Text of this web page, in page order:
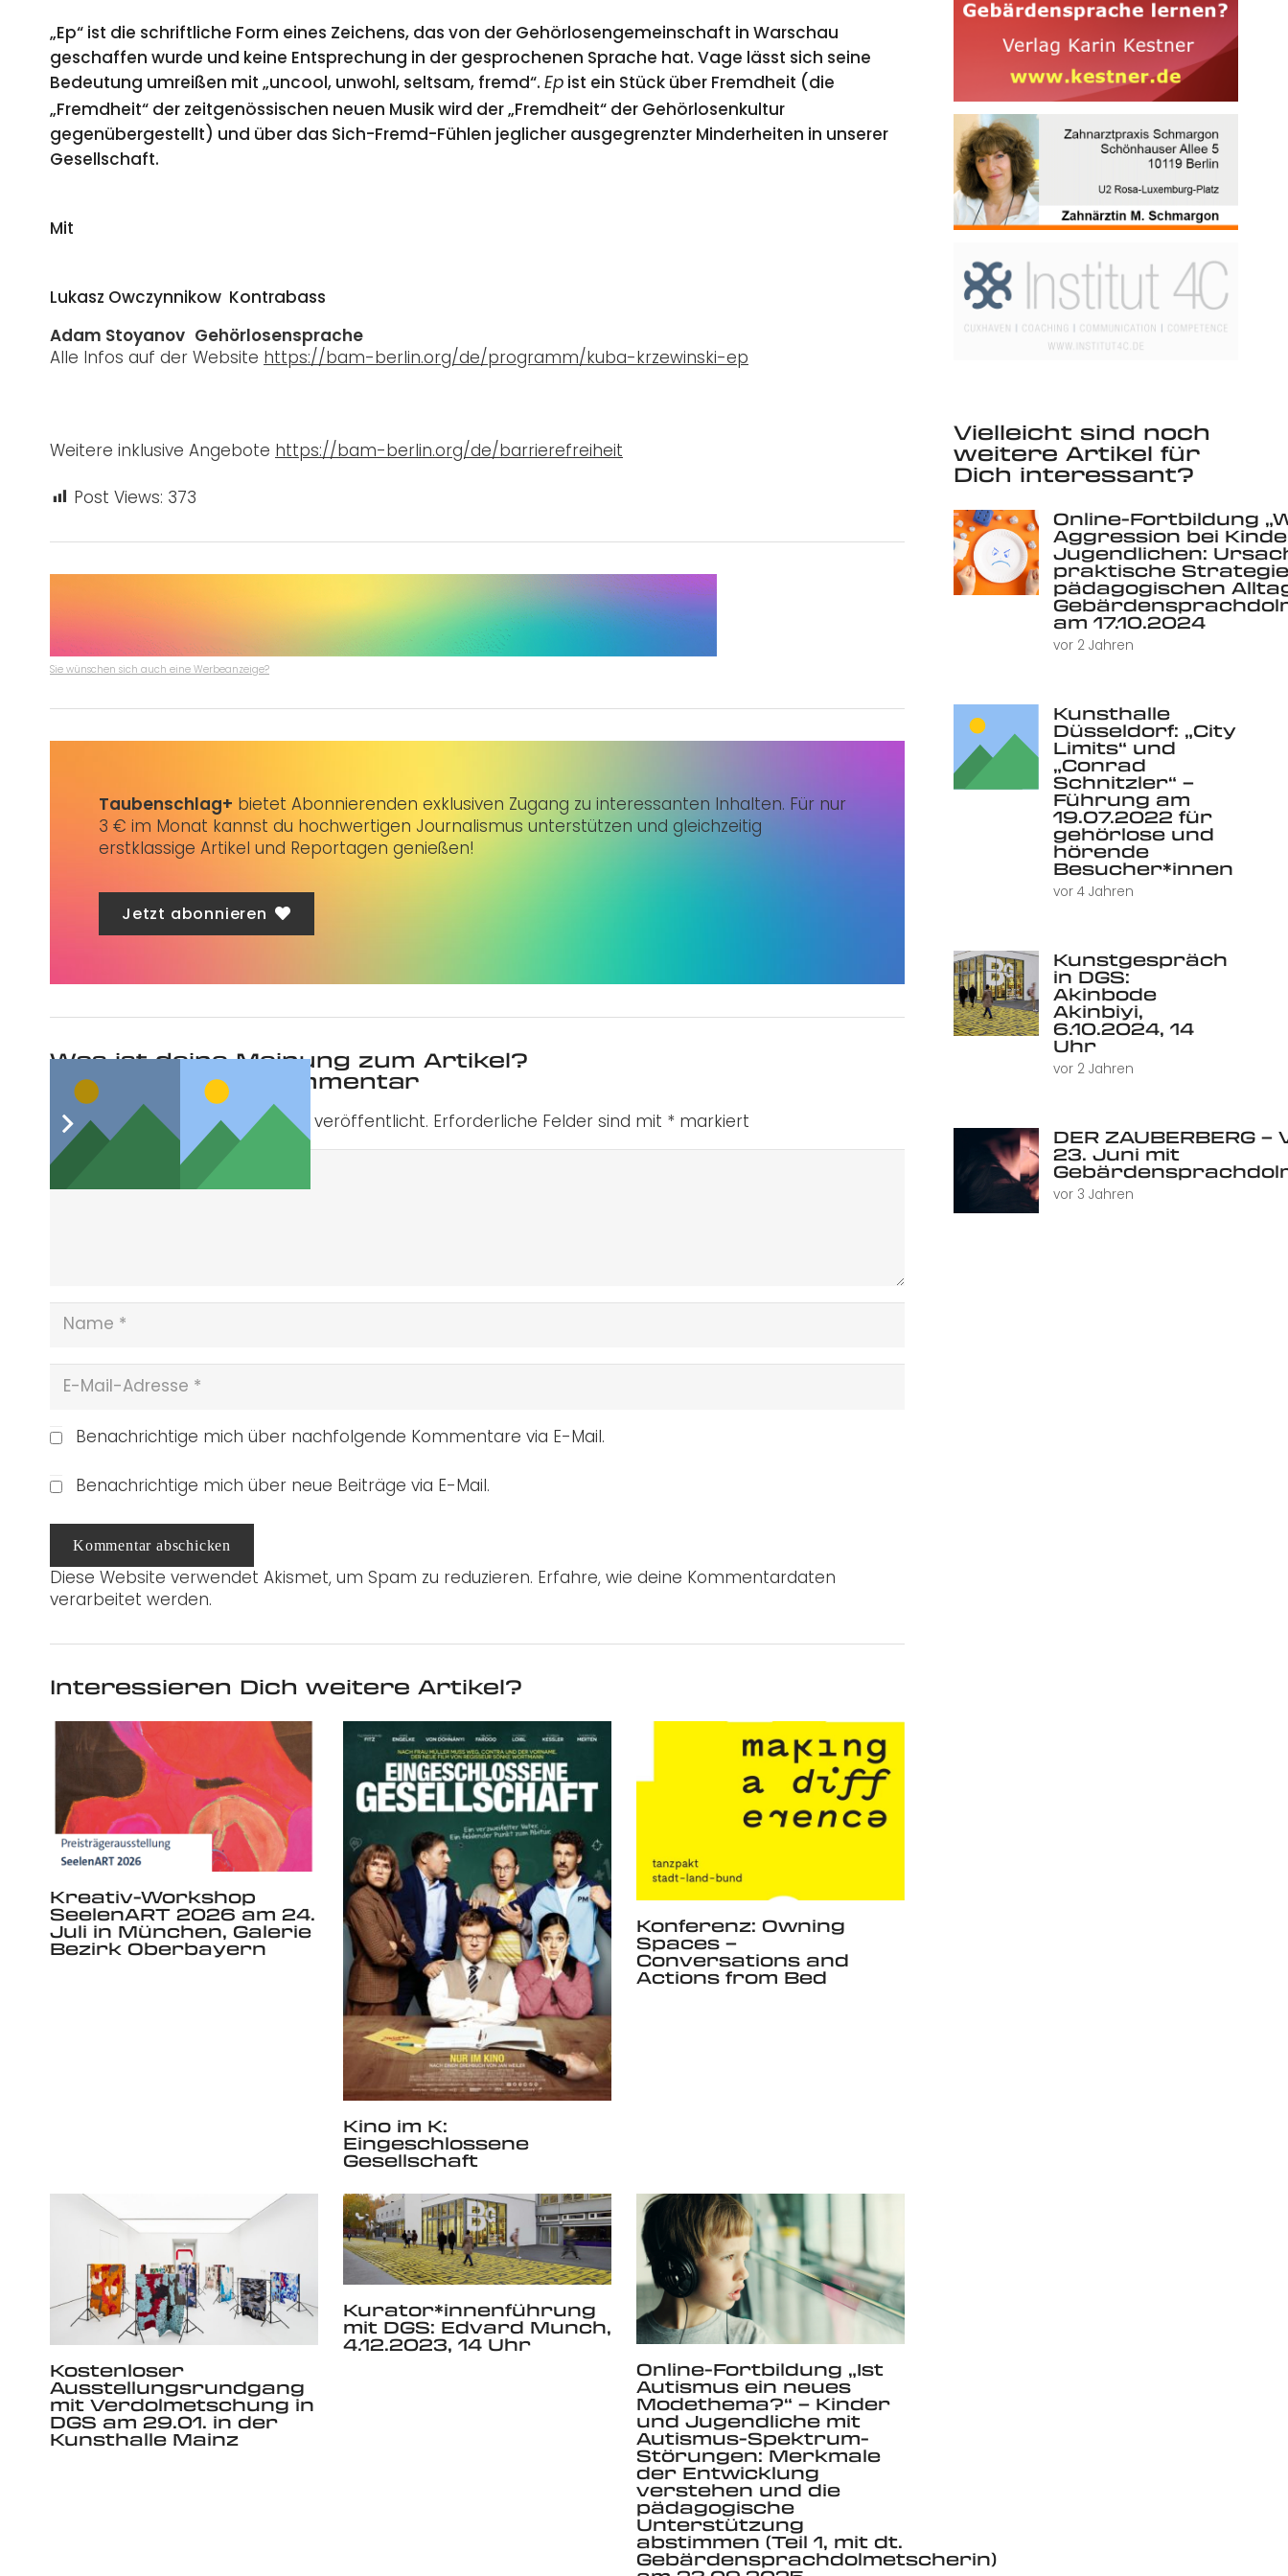
„Ep“ ist die schriftliche Form eines Zeichens, das von der Gehörlosengemeinschaft in Warschau
geschaffen wurde und keine Entsprechung in der gesprochenen Sprache hat. Vage lässt sich seine
Bedeutung umreißen mit „uncool, unwohl, seltsam, fremd“. Ep ist ein Stück über Fremdheit (die
„Fremdheit“ der zeitgenössischen neuen Musik wird der „Fremdheit“ der Gehörlosenkultur
gegenübergestellt) und über das Sich-Fremd-Fühlen jeglicher ausgegrenzter Minderheiten in unserer
Gesellschaft.
Mit
Lukasz Owczynnikow Kontrabass
Adam Stoyanov Gehörlosensprache
Alle Infos auf der Website https://bam-berlin.org/de/programm/kuba-krzewinski-ep
Weitere inklusive Angebote https://bam-berlin.org/de/barrierefreiheit
Post Views: 373
Sie wünschen sich auch eine Werbeanzeige?
Taubenschlag+ bietet Abonnierenden exklusiven Zugang zu interessanten Inhalten. Für nur
3 € im Monat kannst du hochwertigen Journalismus unterstützen und gleichzeitig
erstklassige Artikel und Reportagen genießen!
Jetzt abonnieren
Was ist deine Meinung zum Artikel?
Schreibe einen Kommentar
Deine E-Mail-Adresse wird nicht veröffentlicht. Erforderliche Felder sind mit * markiert
Benachrichtige mich über nachfolgende Kommentare via E-Mail.
Benachrichtige mich über neue Beiträge via E-Mail.
Kommentar abschicken
Diese Website verwendet Akismet, um Spam zu reduzieren. Erfahre, wie deine Kommentardaten
verarbeitet werden.
Interessieren Dich weitere Artikel?
Kreativ-Workshop
SeelenART 2026 am 24.
Juli in München, Galerie
Bezirk Oberbayern
Kino im K:
Eingeschlossene
Gesellschaft
Konferenz: Owning
Spaces –
Conversations and
Actions from Bed
Kostenloser
Ausstellungsrundgang
mit Verdolmetschung in
DGS am 29.01. in der
Kunsthalle Mainz
Kurator*innenführung
mit DGS: Edvard Munch,
4.12.2023, 14 Uhr
Online-Fortbildung „Ist
Autismus ein neues
Modethema?“ – Kinder
und Jugendliche mit
Autismus-Spektrum-
Störungen: Merkmale
der Entwicklung
verstehen und die
pädagogische
Unterstützung
abstimmen (Teil 1, mit dt.
Gebärdensprachdolmetscherin)
Vielleicht sind noch
weitere Artikel für
Dich interessant?
Online-Fortbildung
Aggression bei
Jugendlichen:
praktische
pädagogischen
am 17.10.2024
vor 2 Jahren
Kunsthalle
Düsseldorf: „City
Limits“ und
„Conrad
Schnitzler“ –
Führung am
19.07.2022 für
gehörlose und
hörende
Besucher*innen
vor 4 Jahren
Kunstgespräch
in DGS:
Akinbode
Akinbiyi,
6.10.2024, 14
Uhr
vor 2 Jahren
DER ZAUBERBERG
23. Juni mit
vor 3 Jahren